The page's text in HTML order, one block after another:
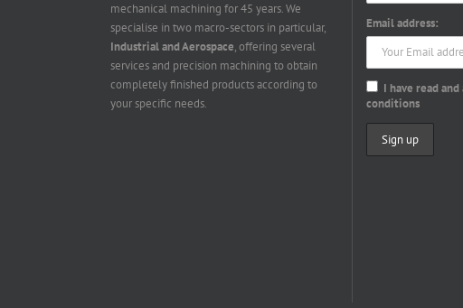
mechanical machining for 45 years. We
specialise in two macro-sectors in particular,
Industrial and Aerospace, offering several
services and precision machining to obtain
completely finished products according to
your specific needs.
Email address:
I have read
conditions